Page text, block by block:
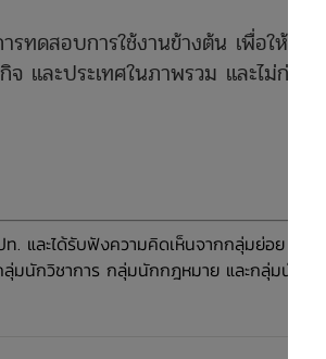
ทดสอบการใช้งานข้างต้น เพื่อให้มั่นใจ
และประเทศในภาพรวม และไม่ก่อให้
. และได้รับฟังความคิดเห็นจากกลุ่มย่อย (focus
นักวิชาการ กลุ่มนักกฎหมาย และกลุ่มนัก